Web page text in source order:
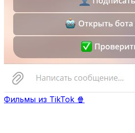
Фильмы из TikTok 🍿